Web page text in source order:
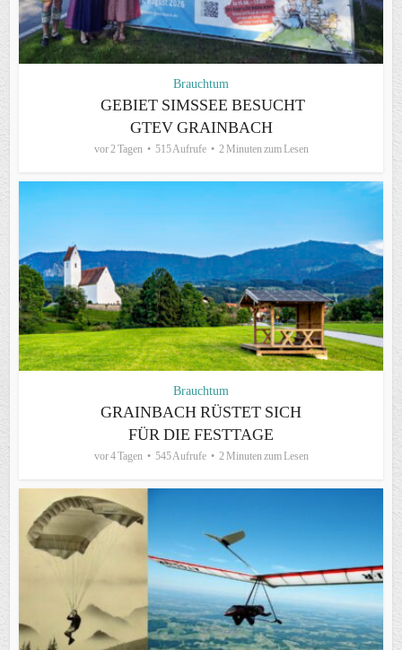
Brauchtum
GEBIET SIMSSEE BESUCHT
GTEV GRAINBACH
vor 2 Tagen 515 Aufrufe 2 Minuten zum Lesen
Brauchtum
GRAINBACH RÜSTET SICH
FÜR DIE FESTTAGE
vor 4 Tagen 545 Aufrufe 2 Minuten zum Lesen